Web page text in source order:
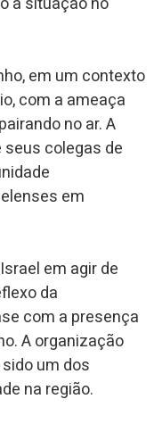
em um contexto
com a ameaça
no ar. A
colegas de
em
em agir de
da
com a presença
A organização
um dos
na região.